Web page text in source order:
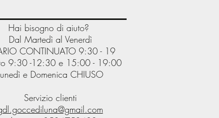
Hai bisogno di aiuto?
Dal Martedì al Venerdì
CONTINUATO 9:30 - 19
9:30 -12:30 e 15:00 - 19:00
e Domenica CHIUSO
Servizio clienti